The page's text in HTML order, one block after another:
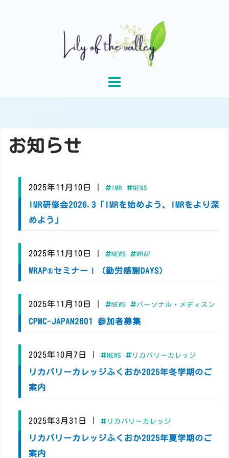
お知らせ
2025年11月10日 IMR NEWS
IMR研修会2026.3「IMRを始めよう、IMRをより深
めよう」
2025年11月10日 NEWS WRAP
WRAP®️セミナーⅠ（勤労感謝DAYS)
2025年11月10日 NEWS パーソナル・メディスン
CPMC-JAPAN2601 参加者募集
2025年10月7日 NEWS リカバリーカレッジ
リカバリーカレッジふくおか2025年冬学期のご
案内
2025年3月31日 リカバリーカレッジ
リカバリーカレッジふくおか2025年夏学期のご
案内